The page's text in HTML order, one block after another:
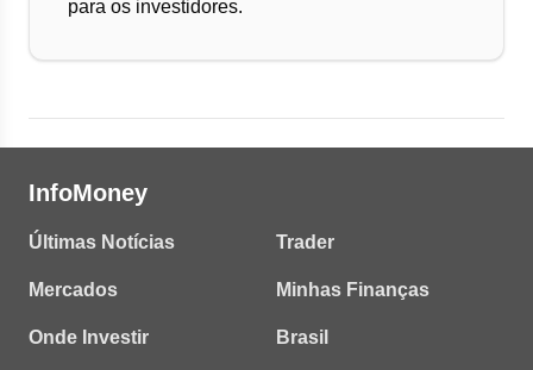
para os investidores.
InfoMoney
Últimas Notícias
Mercados
Onde Investir
Trader
Minhas Finanças
Brasil